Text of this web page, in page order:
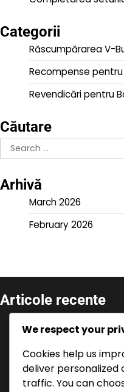
Categorii
Răscumpărarea V-
Recompense pentru
Revendicări pentru
Căutare
Search
for:
Arhivă
March 2026
February 2026
Articole recente
Provocări de
Obținerea
Istoricul V-Bucks:
pentru consolă,
Feedback despre
We respect your
Cookies help us
deliver personalized
traffic. You can